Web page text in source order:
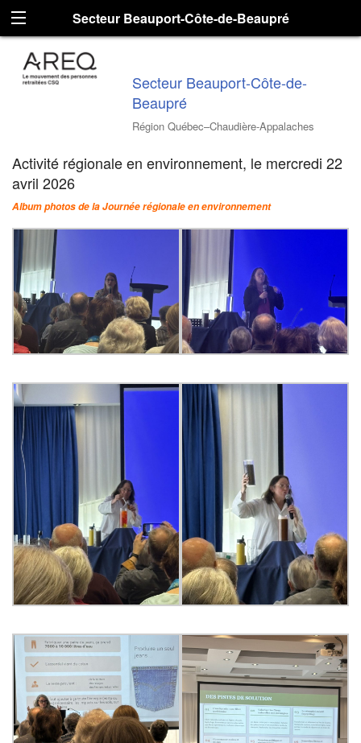
Secteur Beauport-Côte-de-Beaupré
Secteur Beauport-Côte-de-
Beaupré
Région Québec–Chaudière-Appalaches
Activité régionale en environnement, le mercredi 22
avril 2026
Album photos de la Journée régionale en environnement